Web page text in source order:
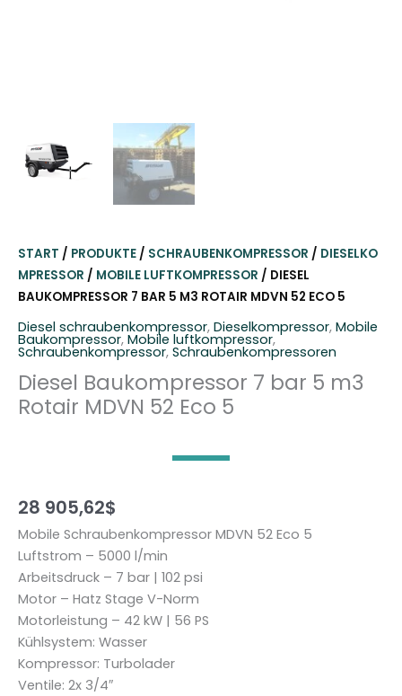
START / PRODUKTE / SCHRAUBENKOMPRESSOR / DIESELKO
MPRESSOR / MOBILE LUFTKOMPRESSOR / DIESEL
BAUKOMPRESSOR 7 BAR 5 M3 ROTAIR MDVN 52 ECO 5
Diesel schraubenkompressor, Dieselkompressor, Mobile
Baukompressor, Mobile luftkompressor,
Schraubenkompressor, Schraubenkompressoren
Diesel Baukompressor 7 bar 5 m3
Rotair MDVN 52 Eco 5
28 905,62$
Mobile Schraubenkompressor MDVN 52 Eco 5
Luftstrom – 5000 l/min
Arbeitsdruck – 7 bar | 102 psi
Motor – Hatz Stage V-Norm
Motorleistung – 42 kW | 56 PS
Kühlsystem: Wasser
Kompressor: Turbolader
Ventile: 2x 3/4″